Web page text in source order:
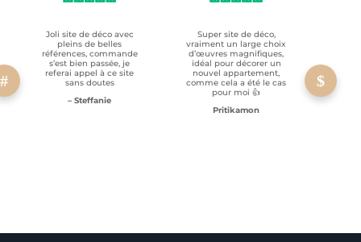
Joli site de déco avec
pleins de belles
références, commande
s’est bien passée, je
referai appel à ce site
sans doutes
– Steffanie
Super site de déco,
vraiment un large choix
d’œuvres magnifiques,
idéal pour décorer un
nouvel appartement,
comme cela a été le cas
pour moi 👍
Pritikamon